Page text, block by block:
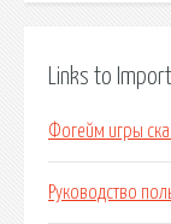
Links to
Фогейм игры
Руководство